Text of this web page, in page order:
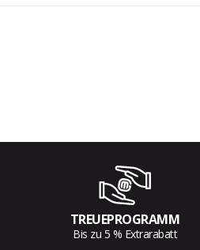
TREUEPROGRAMM
Bis zu 5 % Extrarabatt